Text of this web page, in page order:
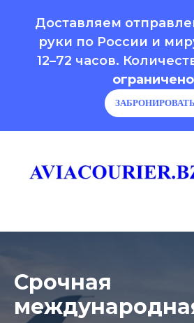
Доставляем
руки по России и
12–72 часов.
Срочная